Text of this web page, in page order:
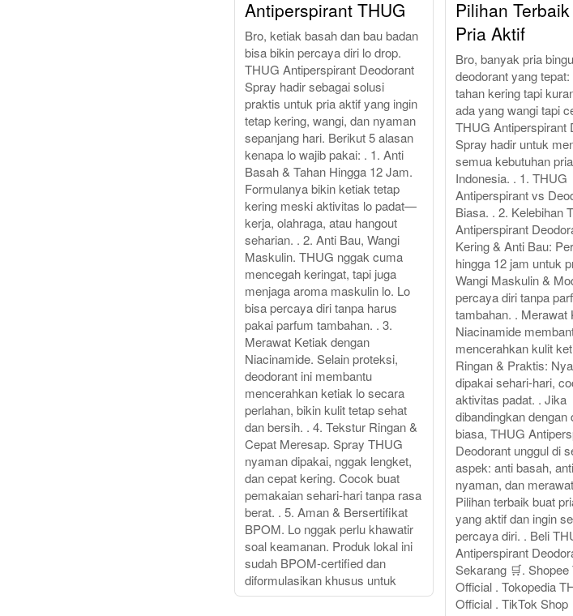
Antiperspirant THUG
Bro, ketiak basah dan bau badan
bisa bikin percaya diri lo drop.
THUG Antiperspirant Deodorant
Spray hadir sebagai solusi
praktis untuk pria aktif yang ingin
tetap kering, wangi, dan nyaman
sepanjang hari. Berikut 5 alasan
kenapa lo wajib pakai: . 1. Anti
Basah & Tahan Hingga 12 Jam.
Formulanya bikin ketiak tetap
kering meski aktivitas lo padat—
kerja, olahraga, atau hangout
seharian. . 2. Anti Bau, Wangi
Maskulin. THUG nggak cuma
mencegah keringat, tapi juga
menjaga aroma maskulin lo. Lo
bisa percaya diri tanpa harus
pakai parfum tambahan. . 3.
Merawat Ketiak dengan
Niacinamide. Selain proteksi,
deodorant ini membantu
mencerahkan ketiak lo secara
perlahan, bikin kulit tetap sehat
dan bersih. . 4. Tekstur Ringan &
Cepat Meresap. Spray THUG
nyaman dipakai, nggak lengket,
dan cepat kering. Cocok buat
pemakaian sehari-hari tanpa rasa
berat. . 5. Aman & Bersertifikat
BPOM. Lo nggak perlu khawatir
soal keamanan. Produk lokal ini
sudah BPOM-certified dan
diformulasikan khusus untuk
Pilihan
Pria Aktif
Bro, banyak pria
deodorant yang
tahan kering tapi
ada yang wangi tapi
THUG Antiperspirant
Spray hadir untuk
semua kebutuhan
Indonesia. . 1. THUG
Antiperspirant vs
Biasa. . 2. Kelebihan
Antiperspirant
Kering & Anti Bau:
hingga 12 jam untuk
Wangi Maskulin &
percaya diri tanpa
tambahan. . Merawat
Niacinamide
mencerahkan kulit
Ringan & Praktis:
dipakai sehari-hari,
aktivitas padat. . Jika
dibandingkan dengan
biasa, THUG
Deodorant unggul di
aspek: anti basah,
nyaman, dan
Pilihan terbaik buat
yang aktif dan ingin
percaya diri. . Beli
Antiperspirant
Sekarang 🛒. Shopee
Official . Tokopedia
Official . TikTok Shop